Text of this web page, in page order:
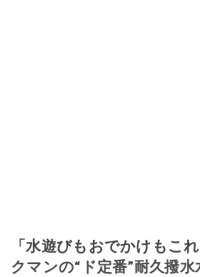
「水遊びもおでかけもこ
クマンの“ド定番”耐久撥